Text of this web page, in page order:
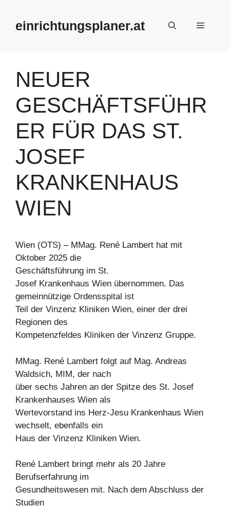
springeneinrichtungsplaner.at Menü
NEUER
GESCHÄFTSFÜHR
ER FÜR DAS ST.
JOSEF
KRANKENHAUS
WIEN
Wien (OTS) – MMag. René Lambert hat mit
Oktober 2025 die
Geschäftsführung im St.
Josef Krankenhaus Wien übernommen. Das
gemeinnützige Ordensspital ist
Teil der Vinzenz Kliniken Wien, einer der drei
Regionen des
Kompetenzfeldes Kliniken der Vinzenz Gruppe.
MMag. René Lambert folgt auf Mag. Andreas
Waldsich, MIM, der nach
über sechs Jahren an der Spitze des St. Josef
Krankenhauses Wien als
Wertevorstand ins Herz-Jesu Krankenhaus Wien
wechselt, ebenfalls ein
Haus der Vinzenz Kliniken Wien.
René Lambert bringt mehr als 20 Jahre
Berufserfahrung im
Gesundheitswesen mit. Nach dem Abschluss der
Studien